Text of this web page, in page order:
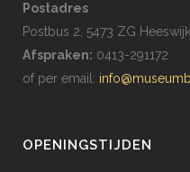
Postadres
Postbus 2, 5473 ZG
Afspraken: 0413-291172
of per email:
OPENINGSTIJDEN